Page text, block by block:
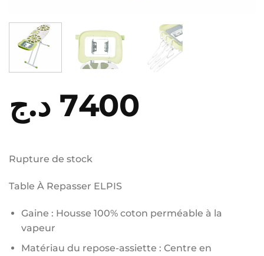
7400 د.ج
Rupture de stock
Table À Repasser ELPIS
Gaine : Housse 100% coton perméable à la
vapeur
Matériau du repose-assiette : Centre en